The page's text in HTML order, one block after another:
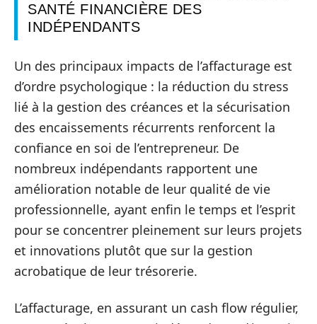
SANTÉ FINANCIÈRE DES
INDÉPENDANTS
Un des principaux impacts de l’affacturage est
d’ordre psychologique : la réduction du stress
lié à la gestion des créances et la sécurisation
des encaissements récurrents renforcent la
confiance en soi de l’entrepreneur. De
nombreux indépendants rapportent une
amélioration notable de leur qualité de vie
professionnelle, ayant enfin le temps et l’esprit
pour se concentrer pleinement sur leurs projets
et innovations plutôt que sur la gestion
acrobatique de leur trésorerie.
L’affacturage, en assurant un cash flow régulier,